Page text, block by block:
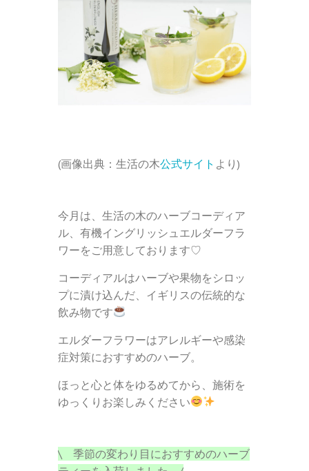
(画像出典：生活の木公式サイト より)
今月は、生活の木のハーブコーディア
ル、有機イングリッシュエルダーフラ
ワーをご用意しております♡
コーディアルはハーブや果物をシロッ
プに漬け込んだ、イギリスの伝統的な
飲み物です
エルダーフラワーはアレルギーや感染
症対策におすすめのハーブ。
ほっと心と体をゆるめてから、施術を
ゆっくりお楽しみください
\ 季節の変わり目におすすめのハーブ